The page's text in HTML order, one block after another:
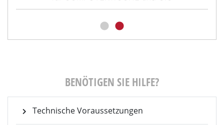
BENÖTIGEN SIE HILFE?
Technische Voraussetzungen